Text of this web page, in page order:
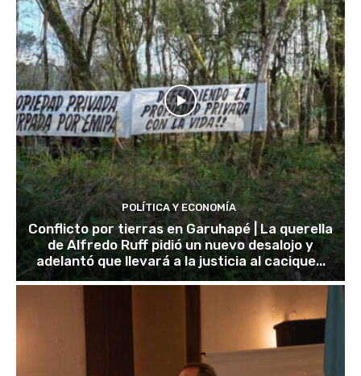
POLÍTICA Y ECONOMÍA
Conflicto por tierras en Garuhapé | La querella
de Alfredo Ruff pidió un nuevo desalojo y
adelantó que llevará a la justicia al cacique...